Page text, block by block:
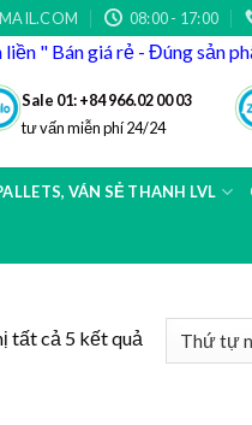
08:00 - 17:00
" Bán giá rẻ - Đúng sản
Sale 01: +84966.02 00 03
tư vấn miễn phí 24/24
VÁN SẺ THANH LVL
tất cả 5 kết quả